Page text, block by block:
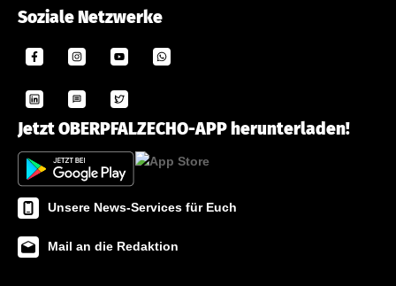
Soziale Netzwerke
Jetzt OBERPFALZECHO-APP herunterladen!
Unsere News-Services für Euch
Mail an die Redaktion